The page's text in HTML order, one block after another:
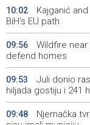
10:02
Kajganić
BiH's EU path
09:56
Wildfire
defend homes
09:53
Juli donio
hiljada gostiju i 241
09:48
Njemačka